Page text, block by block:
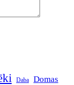
Daba Domas